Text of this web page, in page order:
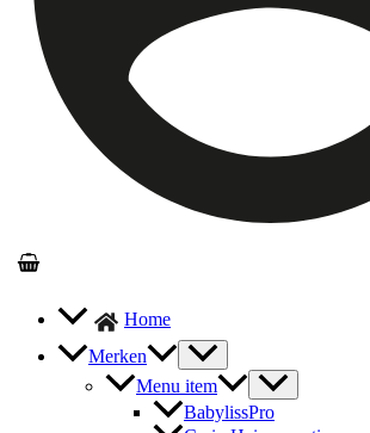
Home
Merken
Menu item
BabylissPro